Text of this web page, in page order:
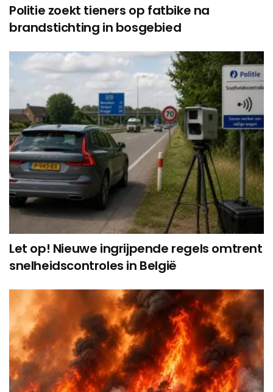
Politie zoekt tieners op fatbike na
brandstichting in bosgebied
Let op! Nieuwe ingrijpende regels omtrent
snelheidscontroles in België